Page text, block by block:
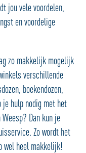
jou vele voordelen,
en voordelige
zo makkelijk mogelijk
verschillende
boekendozen,
je hulp nodig met het
Dan kun je
Zo wordt het
wel heel makkelijk!